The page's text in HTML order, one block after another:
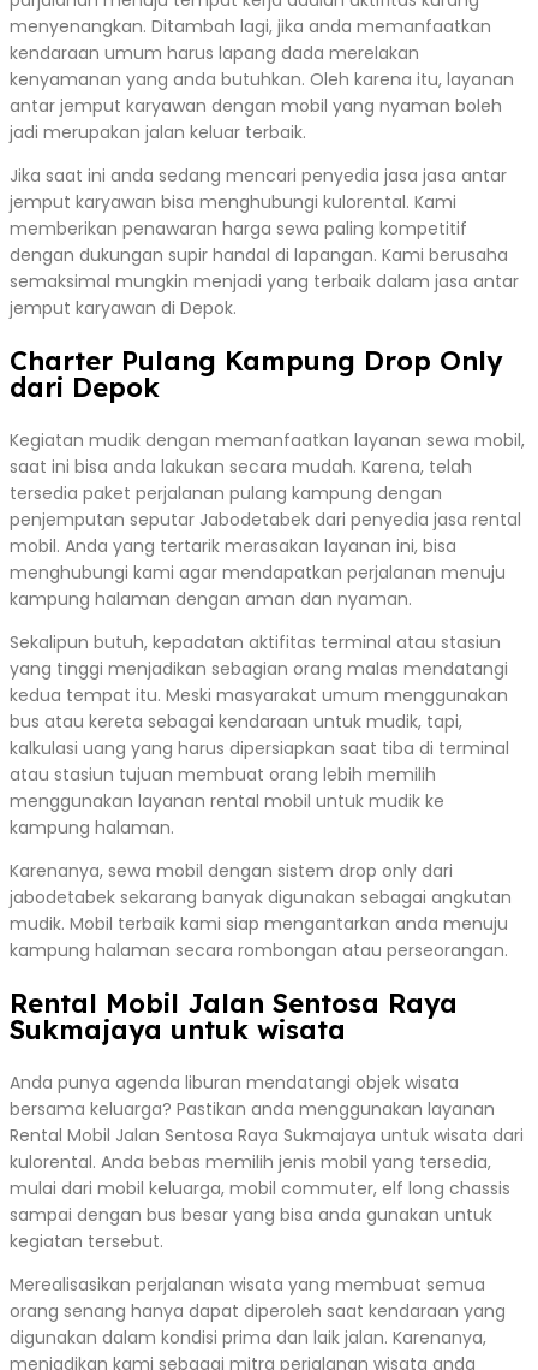
menyenangkan. Ditambah lagi, jika anda memanfaatkan
kendaraan umum harus lapang dada merelakan
kenyamanan yang anda butuhkan. Oleh karena itu, layanan
antar jemput karyawan dengan mobil yang nyaman boleh
jadi merupakan jalan keluar terbaik.
Jika saat ini anda sedang mencari penyedia jasa jasa antar
jemput karyawan bisa menghubungi kulorental. Kami
memberikan penawaran harga sewa paling kompetitif
dengan dukungan supir handal di lapangan. Kami berusaha
semaksimal mungkin menjadi yang terbaik dalam jasa antar
jemput karyawan di Depok.
Charter Pulang Kampung Drop Only
dari Depok
Kegiatan mudik dengan memanfaatkan layanan sewa mobil,
saat ini bisa anda lakukan secara mudah. Karena, telah
tersedia paket perjalanan pulang kampung dengan
penjemputan seputar Jabodetabek dari penyedia jasa rental
mobil. Anda yang tertarik merasakan layanan ini, bisa
menghubungi kami agar mendapatkan perjalanan menuju
kampung halaman dengan aman dan nyaman.
Sekalipun butuh, kepadatan aktifitas terminal atau stasiun
yang tinggi menjadikan sebagian orang malas mendatangi
kedua tempat itu. Meski masyarakat umum menggunakan
bus atau kereta sebagai kendaraan untuk mudik, tapi,
kalkulasi uang yang harus dipersiapkan saat tiba di terminal
atau stasiun tujuan membuat orang lebih memilih
menggunakan layanan rental mobil untuk mudik ke
kampung halaman.
Karenanya, sewa mobil dengan sistem drop only dari
jabodetabek sekarang banyak digunakan sebagai angkutan
mudik. Mobil terbaik kami siap mengantarkan anda menuju
kampung halaman secara rombongan atau perseorangan.
Rental Mobil Jalan Sentosa Raya
Sukmajaya untuk wisata
Anda punya agenda liburan mendatangi objek wisata
bersama keluarga? Pastikan anda menggunakan layanan
Rental Mobil Jalan Sentosa Raya Sukmajaya untuk wisata dari
kulorental. Anda bebas memilih jenis mobil yang tersedia,
mulai dari mobil keluarga, mobil commuter, elf long chassis
sampai dengan bus besar yang bisa anda gunakan untuk
kegiatan tersebut.
Merealisasikan perjalanan wisata yang membuat semua
orang senang hanya dapat diperoleh saat kendaraan yang
digunakan dalam kondisi prima dan laik jalan. Karenanya,
menjadikan kami sebagai mitra perjalanan wisata anda